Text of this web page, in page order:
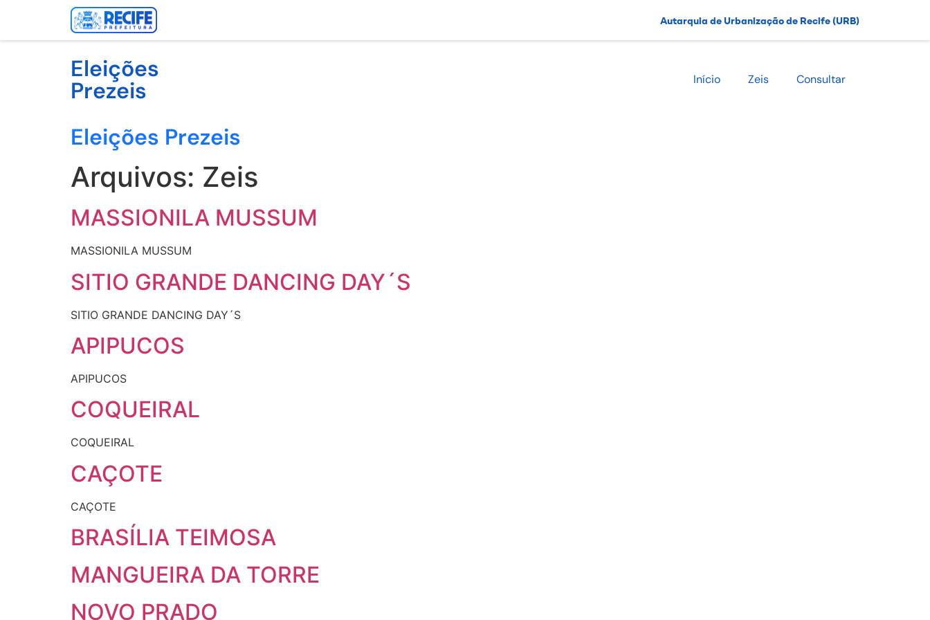
Autarquia de Urbanização de Recife (URB)
Eleições
Prezeis Início Zeis Consultar
Eleições Prezeis
Arquivos: Zeis
MASSIONILA MUSSUM
MASSIONILA MUSSUM
SITIO GRANDE DANCING DAY´S
SITIO GRANDE DANCING DAY´S
APIPUCOS
APIPUCOS
COQUEIRAL
COQUEIRAL
CAÇOTE
CAÇOTE
BRASÍLIA TEIMOSA
MANGUEIRA DA TORRE
NOVO PRADO